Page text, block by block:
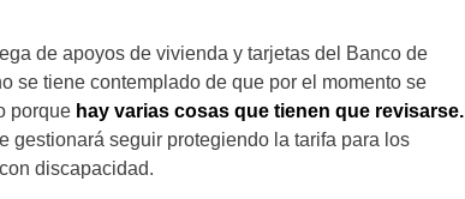
de apoyos de vivienda y tarjetas del Banco de
se tiene contemplado de que por el momento se
porque hay varias cosas que tienen que revisarse.
gestionará seguir protegiendo la tarifa para los
discapacidad.